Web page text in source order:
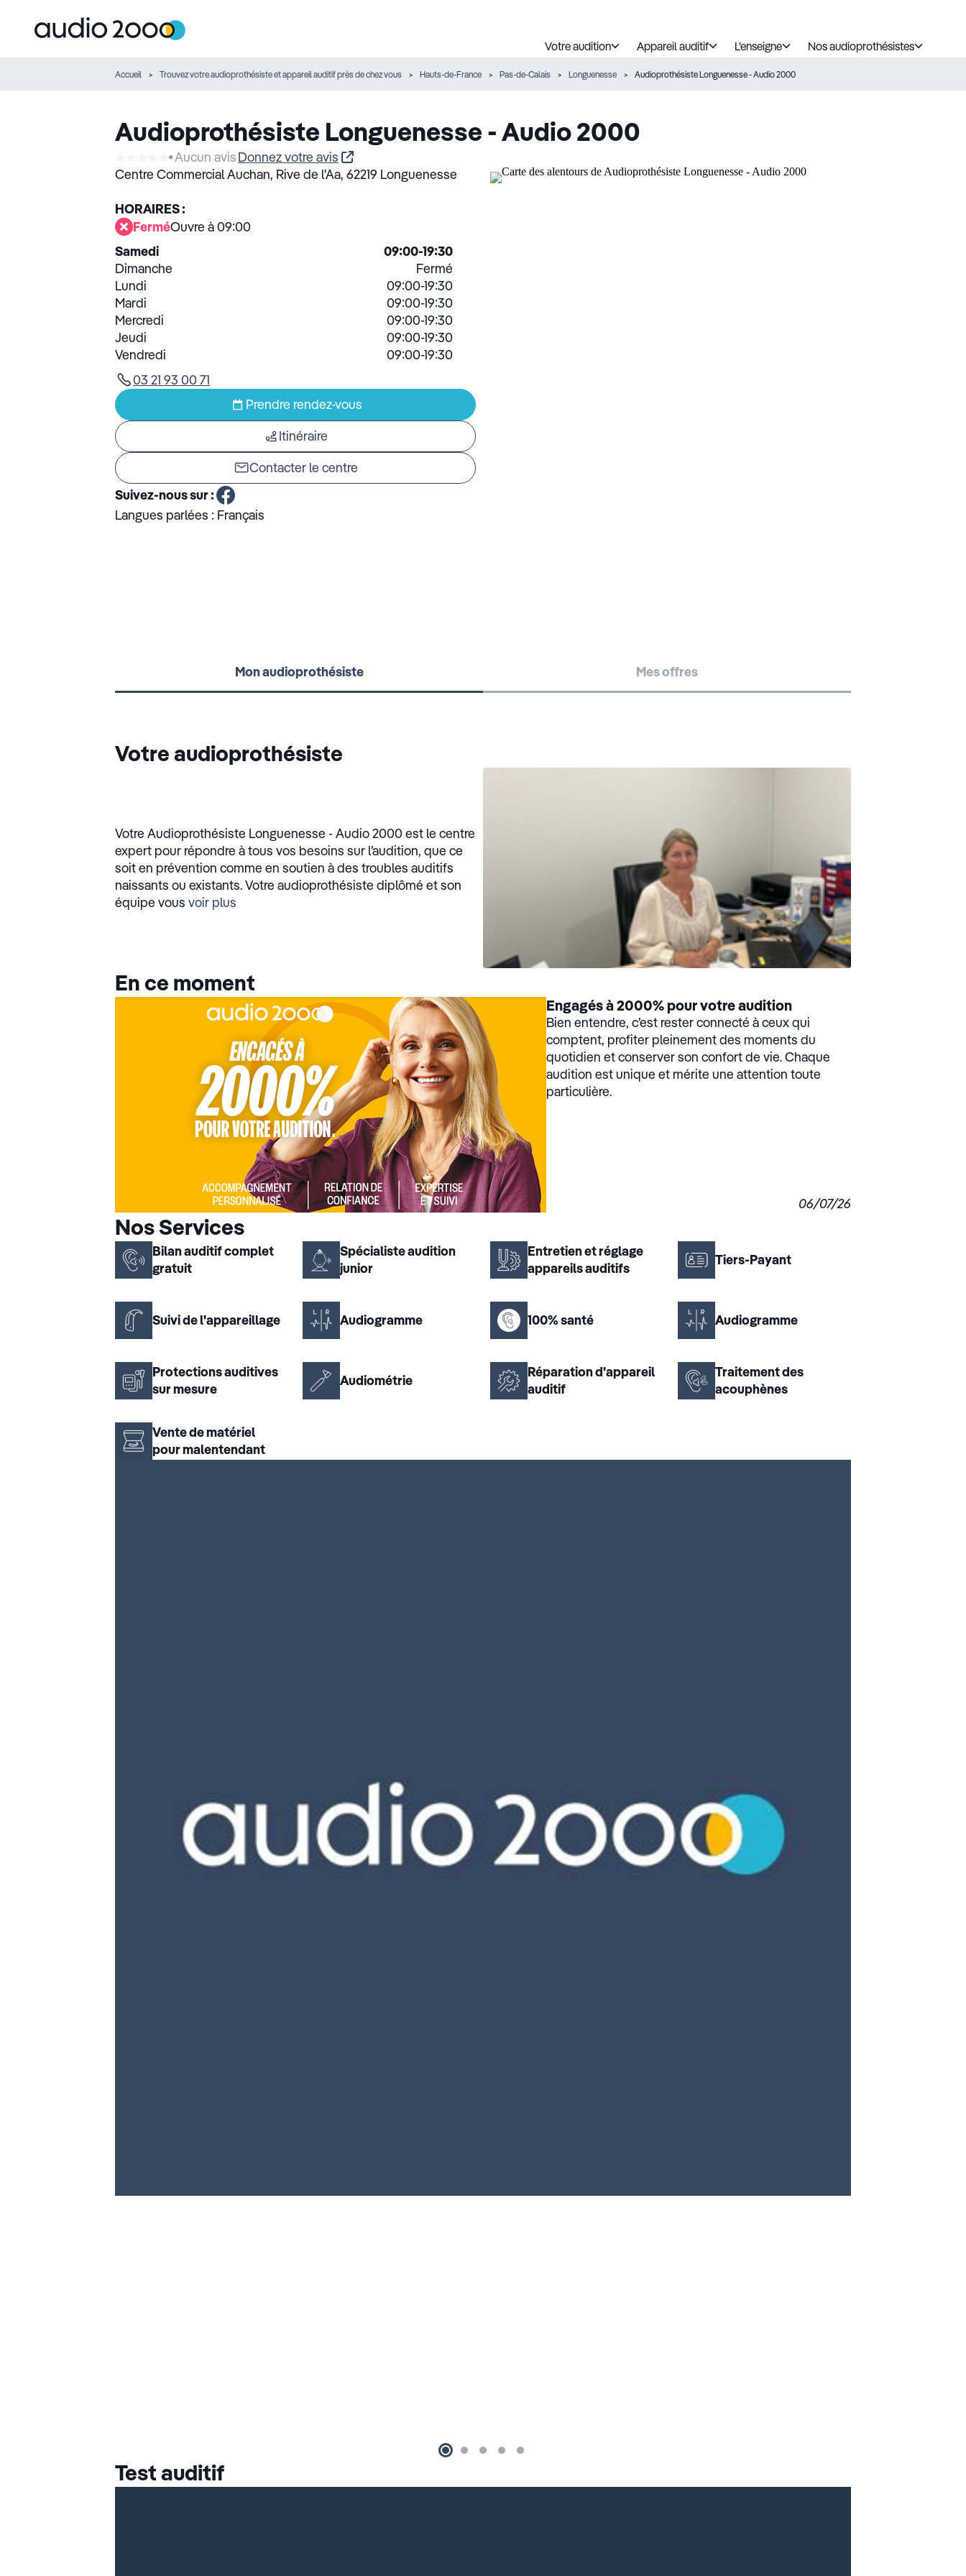
Votre audition Appareil auditif L’enseigne Nos audioprothésistes
Accueil Trouvez votre audioprothésiste et appareil auditif près de chez vous Hauts-de-France Pas-de-Calais Longuenesse Audioprothésiste Longuenesse - Audio 2000
Audioprothésiste Longuenesse - Audio 2000
Aucun avisDonnez votre avis
Centre Commercial Auchan, Rive de l'Aa, 62219 Longuenesse
HORAIRES :
FerméOuvre à 09:00
Samedi
09:00-19:30
Dimanche
Fermé
Lundi
09:00-19:30
Mardi
09:00-19:30
Mercredi
09:00-19:30
Jeudi
09:00-19:30
Vendredi
09:00-19:30
03 21 93 00 71
Prendre rendez-vous
Itinéraire
Contacter le centre
Suivez-nous sur :
Langues parlées : Français
Mon audioprothésiste Mes offres
Votre audioprothésiste
Votre Audioprothésiste Longuenesse - Audio 2000 est le centre
expert pour répondre à tous vos besoins sur l’audition, que ce
soit en prévention comme en soutien à des troubles auditifs
naissants ou existants. Votre audioprothésiste diplômé et son
équipe vous voir plus
En ce moment
Engagés à 2000% pour votre audition
Bien entendre, c’est rester connecté à ceux qui
comptent, profiter pleinement des moments du
quotidien et conserver son confort de vie. Chaque
audition est unique et mérite une attention toute
particulière.
06/07/26
Nos Services
Bilan auditif complet
gratuit
Spécialiste audition
junior
Entretien et réglage
appareils auditifs
Tiers-Payant
Suivi de l'appareillage Audiogramme 100% santé Audiogramme
Protections auditives
sur mesure
Audiométrie
Réparation d'appareil
auditif
Traitement des
acouphènes
Vente de matériel
pour malentendant
Test auditif